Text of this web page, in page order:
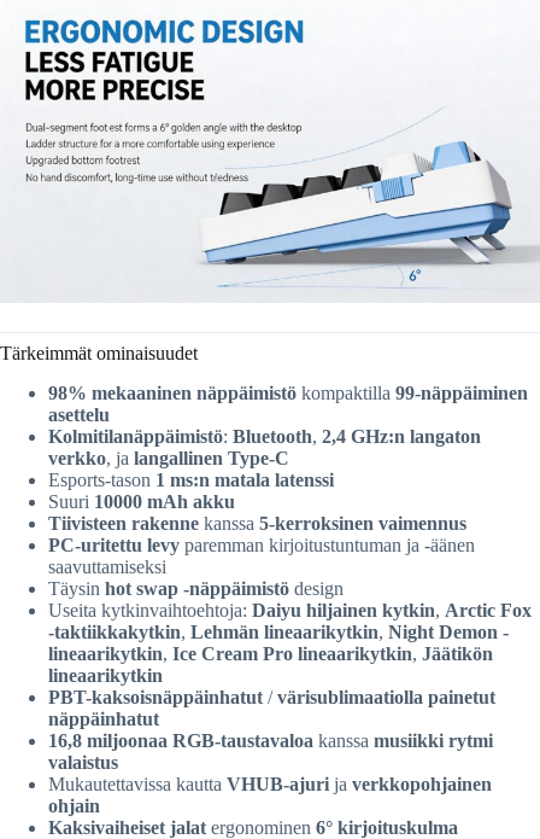
Tärkeimmät ominaisuudet
98% mekaaninen näppäimistö kompaktilla 99-näppäiminen
asettelu
Kolmitilanäppäimistö: Bluetooth, 2,4 GHz:n langaton
verkko, ja langallinen Type-C
Esports-tason 1 ms:n matala latenssi
Suuri 10000 mAh akku
Tiivisteen rakenne kanssa 5-kerroksinen vaimennus
PC-uritettu levy paremman kirjoitustuntuman ja -äänen
saavuttamiseksi
Täysin hot swap -näppäimistö design
Useita kytkinvaihtoehtoja: Daiyu hiljainen kytkin, Arctic Fox
-taktiikkakytkin, Lehmän lineaarikytkin, Night Demon -
lineaarikytkin, Ice Cream Pro lineaarikytkin, Jäätikön
lineaarikytkin
PBT-kaksoisnäppäinhatut /värisublimaatiolla painetut
näppäinhatut
16,8 miljoonaa RGB-taustavaloa kanssa musiikki rytmi
valaistus
Mukautettavissa kautta VHUB-ajuri ja verkkopohjainen
ohjain
Kaksivaiheiset jalat ergonominen 6° kirjoituskulma